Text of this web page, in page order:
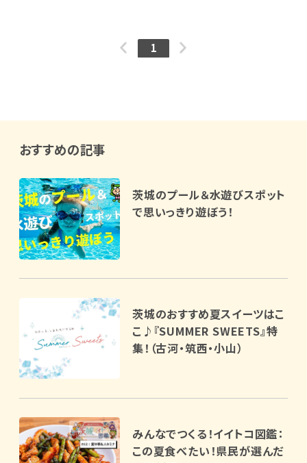
1
おすすめの記事
茨城のプール＆水遊びスポット
で思いっきり遊ぼう！
茨城のおすすめ夏スイーツはこ
こ♪『SUMMER SWEETS』特
集！（古河・筑西・小山）
みんなでつくる！イイトコ図鑑：
この夏食べたい！県民が選んだ